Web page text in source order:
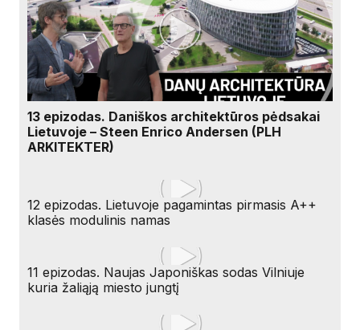
13 epizodas. Daniškos architektūros pėdsakai
Lietuvoje – Steen Enrico Andersen (PLH
ARKITEKTER)
12 epizodas. Lietuvoje pagamintas pirmasis A++
klasės modulinis namas
11 epizodas. Naujas Japoniškas sodas Vilniuje
kuria žaliąją miesto jungtį